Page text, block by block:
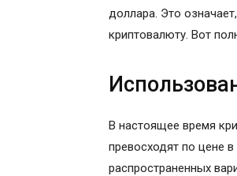
доллара. Это
криптовалюту. Вот
В настоящее время
превосходят по цене
распространенных